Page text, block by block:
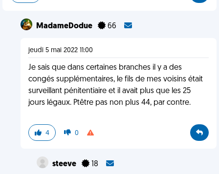
MadameDodue 66
jeudi 5 mai 2022 11:00
Je sais que dans certaines branches il y a des
congés supplémentaires, le fils de mes voisins était
surveillant pénitentiaire et il avait plus que les 25
jours légaux. Ptêtre pas non plus 44, par contre.
4 0
steeve 18